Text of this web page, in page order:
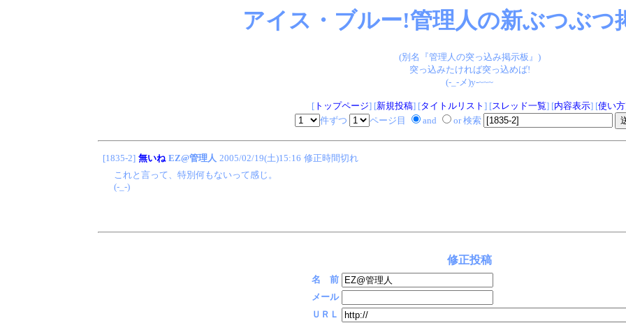
アイス・ブルー!管理人の新ぶつぶつ
(別名『管理人の突っ込み掲示板』)
突っ込みたければ突っ込めば!
(-_-メ)y-~~~
[トップページ] [新規投稿] [タイトルリスト ] [スレッド一覧] [内容表示] [使い方
件ずつ
ページ目 and or 検索
[1835-2] 無いね EZ@管理人 2005/02/19(土)15:16 修正時間切れ
これと言って、特別何もないって感じ。
(-_-)
修正投稿
名 前
メール
ＵＲＬ